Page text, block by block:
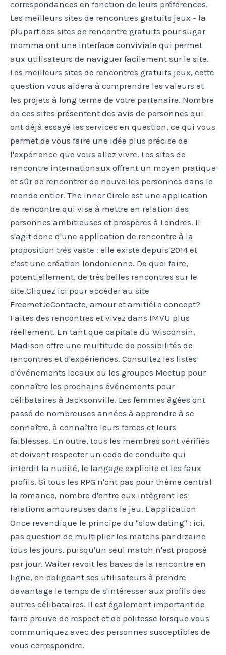
correspondances en fonction de leurs préférences.
Les meilleurs sites de rencontres gratuits jeux - la
plupart des sites de rencontre gratuits pour sugar
momma ont une interface conviviale qui permet
aux utilisateurs de naviguer facilement sur le site.
Les meilleurs sites de rencontres gratuits jeux, cette
question vous aidera à comprendre les valeurs et
les projets à long terme de votre partenaire. Nombre
de ces sites présentent des avis de personnes qui
ont déjà essayé les services en question, ce qui vous
permet de vous faire une idée plus précise de
l'expérience que vous allez vivre. Les sites de
rencontre internationaux offrent un moyen pratique
et sûr de rencontrer de nouvelles personnes dans le
monde entier. The Inner Circle est une application
de rencontre qui vise à mettre en relation des
personnes ambitieuses et prospères à Londres. Il
s'agit donc d'une application de rencontre à la
proposition très vaste : elle existe depuis 2014 et
c'est une création londonienne. De quoi faire,
potentiellement, de très belles rencontres sur le
site.Cliquez ici pour accéder au site
FreemetJeContacte, amour et amitiéLe concept?
Faites des rencontres et vivez dans IMVU plus
réellement. En tant que capitale du Wisconsin,
Madison offre une multitude de possibilités de
rencontres et d'expériences. Consultez les listes
d'événements locaux ou les groupes Meetup pour
connaître les prochains événements pour
célibataires à Jacksonville. Les femmes âgées ont
passé de nombreuses années à apprendre à se
connaître, à connaître leurs forces et leurs
faiblesses. En outre, tous les membres sont vérifiés
et doivent respecter un code de conduite qui
interdit la nudité, le langage explicite et les faux
profils. Si tous les RPG n'ont pas pour thème central
la romance, nombre d'entre eux intègrent les
relations amoureuses dans le jeu. L'application
Once revendique le principe du "slow dating" : ici,
pas question de multiplier les matchs par dizaine
tous les jours, puisqu'un seul match n'est proposé
par jour. Waiter revoit les bases de la rencontre en
ligne, en obligeant ses utilisateurs à prendre
davantage le temps de s'intéresser aux profils des
autres célibataires. Il est également important de
faire preuve de respect et de politesse lorsque vous
communiquez avec des personnes susceptibles de
vous correspondre.